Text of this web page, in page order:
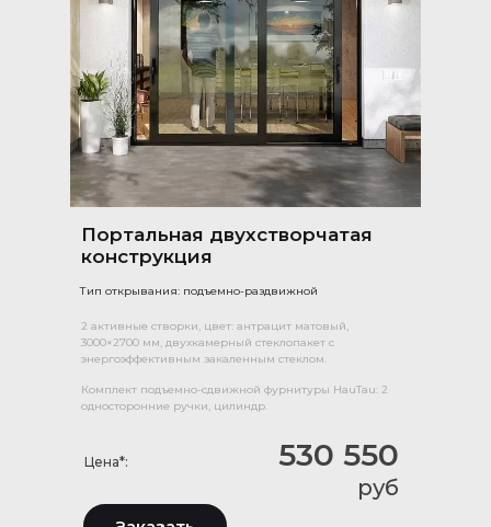
530 550
руб
Портальная двухстворчатая
конструкция
Тип открывания: подъемно-раздвижной
2 активные створки, цвет: антрацит матовый,
3000×2700 мм, двухкамерный стеклопакет с
энергоэффективным закаленным стеклом.
Комплект подъемно-сдвижной фурнитуры HauTau: 2
односторонние ручки, цилиндр.
Цена*: